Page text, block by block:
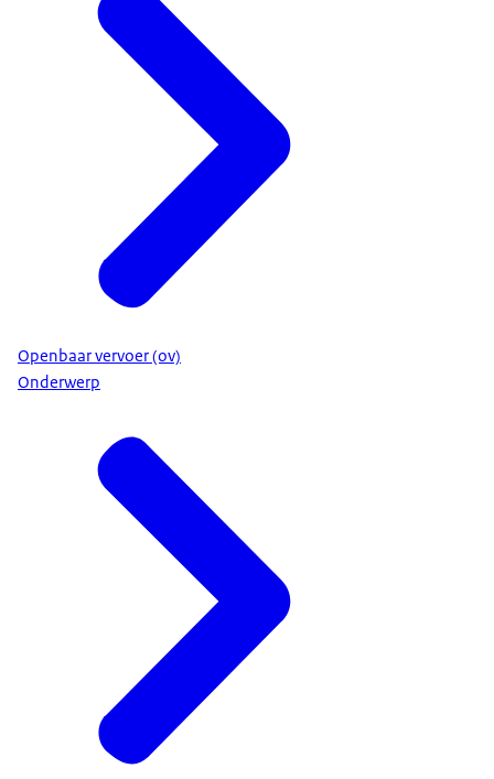
Openbaar vervoer (ov)
Onderwerp